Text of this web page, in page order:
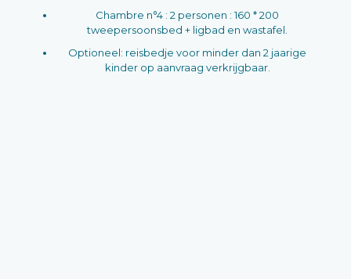
Chambre n°4 : 2 personen : 160 * 200
tweepersoonsbed + ligbad en wastafel.
Optioneel: reisbedje voor minder dan 2 jaarige
kinder op aanvraag verkrijgbaar.